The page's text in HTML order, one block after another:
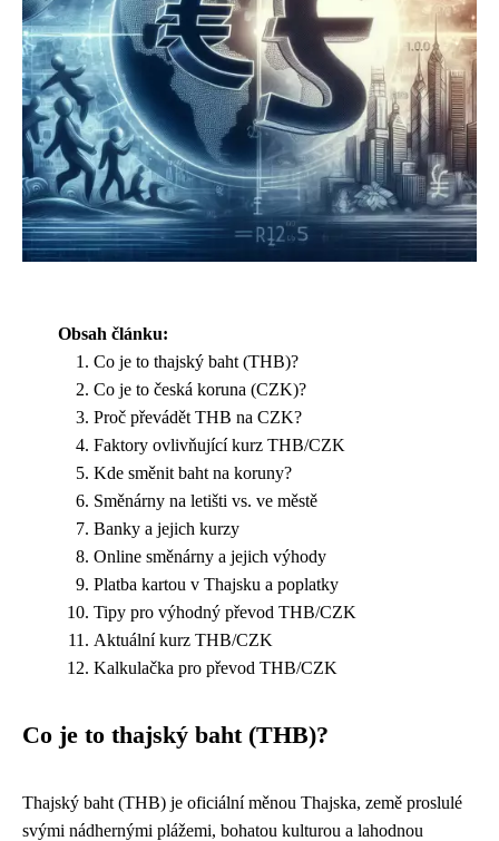
Obsah článku:
Co je to thajský baht (THB)?
Co je to česká koruna (CZK)?
Proč převádět THB na CZK?
Faktory ovlivňující kurz THB/CZK
Kde směnit baht na koruny?
Směnárny na letišti vs. ve městě
Banky a jejich kurzy
Online směnárny a jejich výhody
Platba kartou v Thajsku a poplatky
Tipy pro výhodný převod THB/CZK
Aktuální kurz THB/CZK
Kalkulačka pro převod THB/CZK
Co je to thajský baht (THB)?
Thajský baht (THB) je oficiální měnou Thajska, země proslulé
svými nádhernými plážemi, bohatou kulturou a lahodnou